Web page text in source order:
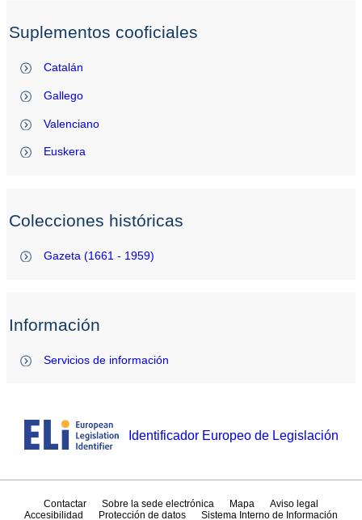
Suplementos cooficiales
Catalán
Gallego
Valenciano
Euskera
Colecciones históricas
Gazeta (1661 - 1959)
Información
Servicios de información
Identificador Europeo de Legislación
Contactar Sobre la sede electrónica Mapa
Aviso legal
Accesibilidad
Protección de datos Sistema Interno de Información